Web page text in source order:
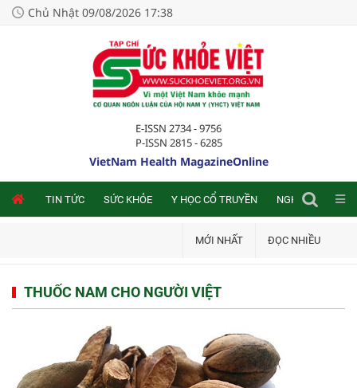
Chủ Nhật 09/08/2026 17:38
E-ISSN 2734 - 9756
P-ISSN 2815 - 6285
VietNam Health MagazineOnline
TIN TỨC SỨC KHỎE Y HỌC CỔ TRUYỀN NGHIÊN CỨU
MỚI NHẤT ĐỌC NHIỀU
THUỐC NAM CHO NGƯỜI VIỆT